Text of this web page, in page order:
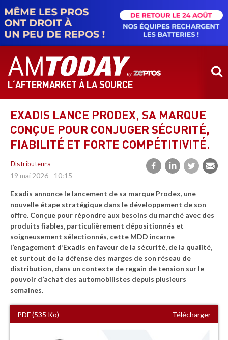
contenu
principal
L‘AFTERMARKET À LA SOURCE
EXADIS LANCE PRODEX, SA MARQUE
CONÇUE POUR CONJUGER SÉCURITÉ,
FIABILITÉ ET FORTE COMPÉTITIVITÉ.
Distributeurs
19 mai 2026 - 10:15
Exadis annonce le lancement de sa marque Prodex, une
nouvelle étape stratégique dans le développement de son
offre. Conçue pour répondre aux besoins du marché avec des
produits fiables, particulièrement dépositionnés et
soigneusement sélectionnés, cette MDD incarne
l’engagement d’Exadis en faveur de la sécurité, de la qualité,
et surtout de la défense des marges de son réseau de
distribution, dans un contexte de regain de tension sur le
pouvoir d’achat des automobilistes depuis plusieurs
semaines.
PDF (535 Ko) Télécharger